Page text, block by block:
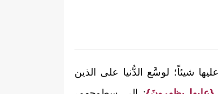
شيئاً؛ لوسَّع الدُّنيا على الذين